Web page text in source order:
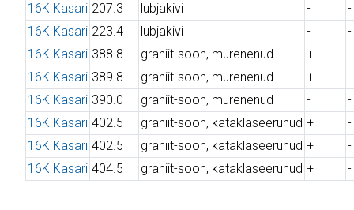
16K Kasari 207.3 lubjakivi -
-
16K Kasari 223.4 lubjakivi -
-
16K Kasari 388.8 graniit-soon, murenenud +
-
16K Kasari 389.8 graniit-soon, murenenud +
-
16K Kasari 390.0 graniit-soon, murenenud -
-
16K Kasari 402.5 graniit-soon, kataklaseerunud +
-
16K Kasari 402.5 graniit-soon, kataklaseerunud +
-
16K Kasari 404.5 graniit-soon, kataklaseerunud + -